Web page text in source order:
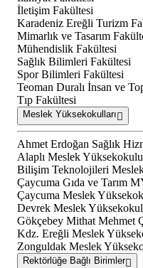
İletişim Fakültesi
Karadeniz Ereğli Turizm
Mimarlık ve Tasarım
Mühendislik Fakültesi
Sağlık Bilimleri Fakültesi
Spor Bilimleri Fakültesi
Teoman Duralı İnsan ve
Tıp Fakültesi
Meslek Yüksekokulları
Ahmet Erdoğan Sağlık
Alaplı Meslek Yüksekokulu
Bilişim Teknolojileri
Çaycuma Gıda ve Tarım
Çaycuma Meslek
Devrek Meslek
Gökçebey Mithat Mehmet
Kdz. Ereğli Meslek
Zonguldak Meslek
Rektörlüğe Bağlı Birimler